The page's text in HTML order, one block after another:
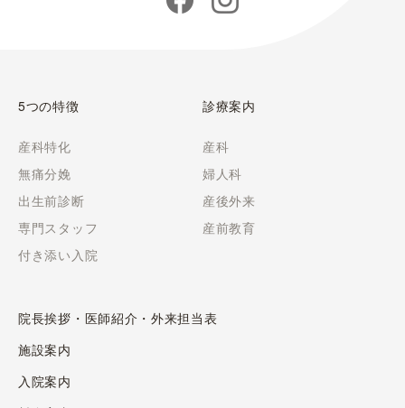
5つの特徴
産科特化
無痛分娩
出生前診断
専門スタッフ
付き添い入院
診療案内
産科
婦人科
産後外来
産前教育
院長挨拶・医師紹介・外来担当表
施設案内
入院案内